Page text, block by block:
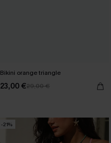
Bikini orange triangle
23,00 €29,00 €
-21%